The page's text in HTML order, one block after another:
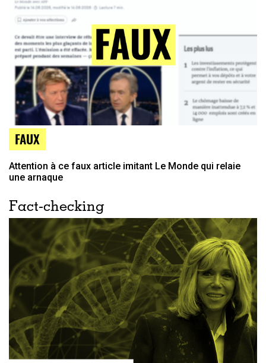
FAUX
Attention à ce faux article imitant Le Monde qui relaie
une arnaque
Fact-checking